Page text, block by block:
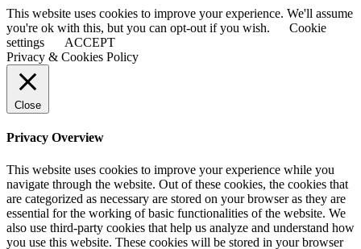
This website uses cookies to improve your experience. We'll assume
you're ok with this, but you can opt-out if you wish.
Cookie
settings
ACCEPT
Privacy & Cookies Policy
Close
Privacy Overview
This website uses cookies to improve your experience while you
navigate through the website. Out of these cookies, the cookies that
are categorized as necessary are stored on your browser as they are
essential for the working of basic functionalities of the website. We
also use third-party cookies that help us analyze and understand how
you use this website. These cookies will be stored in your browser